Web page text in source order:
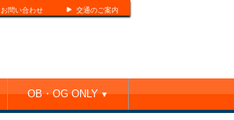
お問い合わせ 交通のご案内
OB・OG ONLY▼